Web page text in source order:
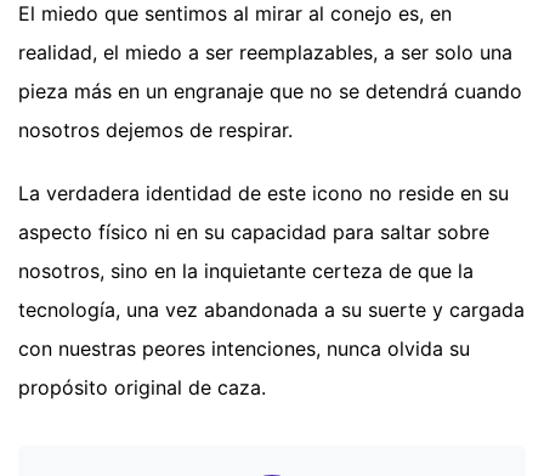
El miedo que sentimos al mirar al conejo es, en
realidad, el miedo a ser reemplazables, a ser solo una
pieza más en un engranaje que no se detendrá cuando
nosotros dejemos de respirar.
La verdadera identidad de este icono no reside en su
aspecto físico ni en su capacidad para saltar sobre
nosotros, sino en la inquietante certeza de que la
tecnología, una vez abandonada a su suerte y cargada
con nuestras peores intenciones, nunca olvida su
propósito original de caza.